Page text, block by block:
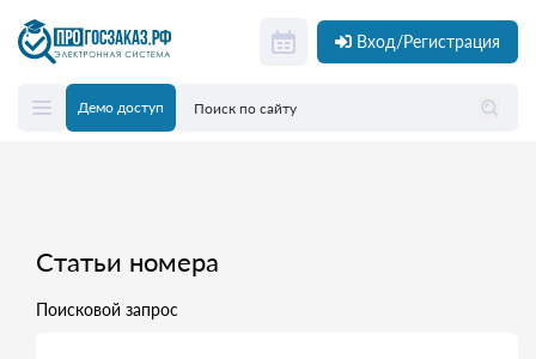
Вход/Регистрация
Демо доступ
Статьи номера
Поисковой запрос